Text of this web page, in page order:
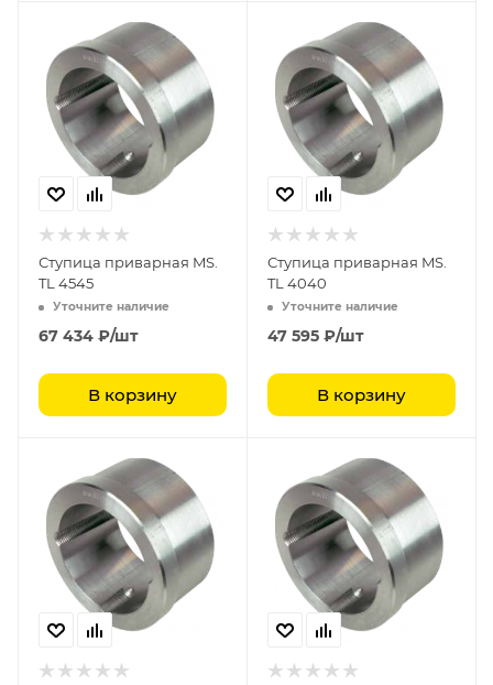
Ступица приварная MS.
TL 4545
Уточните наличие
67 434 ₽/шт
В корзину
Ступица приварная MS.
TL 4040
Уточните наличие
47 595 ₽/шт
В корзину